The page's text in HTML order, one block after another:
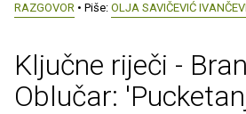
RAZGOVOR • Piše: OLJA SAVIČEVIĆ
Ključne riječi -
Oblučar: